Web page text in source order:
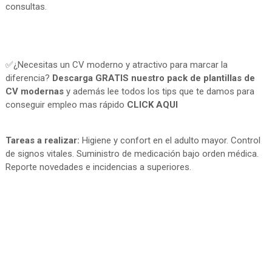
consultas.
✅¿Necesitas un CV moderno y atractivo para marcar la
diferencia? Descarga GRATIS nuestro pack de plantillas de
CV modernasy además lee todos los tips que te damos para
conseguir empleo mas rápido CLICK AQUI
Tareas a realizar: Higiene y confort en el adulto mayor. Control
de signos vitales. Suministro de medicación bajo orden médica.
Reporte novedades e incidencias a superiores.